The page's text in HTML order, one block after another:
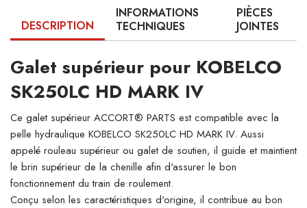
DESCRIPTION
INFORMATIONS
TECHNIQUES
PIÈCES
JOINTES
Galet supérieur pour KOBELCO
SK250LC HD MARK IV
Ce galet supérieur ACCORT® PARTS est compatible avec la
pelle hydraulique KOBELCO SK250LC HD MARK IV. Aussi
appelé rouleau supérieur ou galet de soutien, il guide et maintient
le brin supérieur de la chenille afin d'assurer le bon
fonctionnement du train de roulement.
Conçu selon les caractéristiques d'origine, il contribue au bon